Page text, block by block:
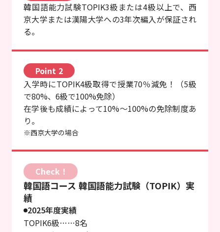
韓国語能力試験TOPIK3級または4級以上で、西
京大学または漢陽大学への3年次編入が保証され
る。
Point 2
入学時にTOPIK4級取得で授業70％減免！（5級
で80%、6級で100%免除）
在学後も成績によって10%〜100%の免除制度あ
り。
※西京大学の場合
Check！
韓国語コース 韓国語能力試験（TOPIK）実
績
2025年度実績
TOPIK6級……8名